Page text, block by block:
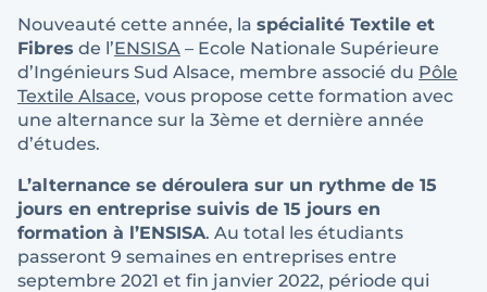
Nouveauté cette année, la spécialité Textile et
Fibres de l’ENSISA – Ecole Nationale Supérieure
d’Ingénieurs Sud Alsace, membre associé du Pôle
Textile Alsace, vous propose cette formation avec
une alternance sur la 3ème et dernière année
d’études.
L’alternance se déroulera sur un rythme de 15
jours en entreprise suivis de 15 jours en
formation à l’ENSISA. Au total les étudiants
passeront 9 semaines en entreprises entre
septembre 2021 et fin janvier 2022, période qui